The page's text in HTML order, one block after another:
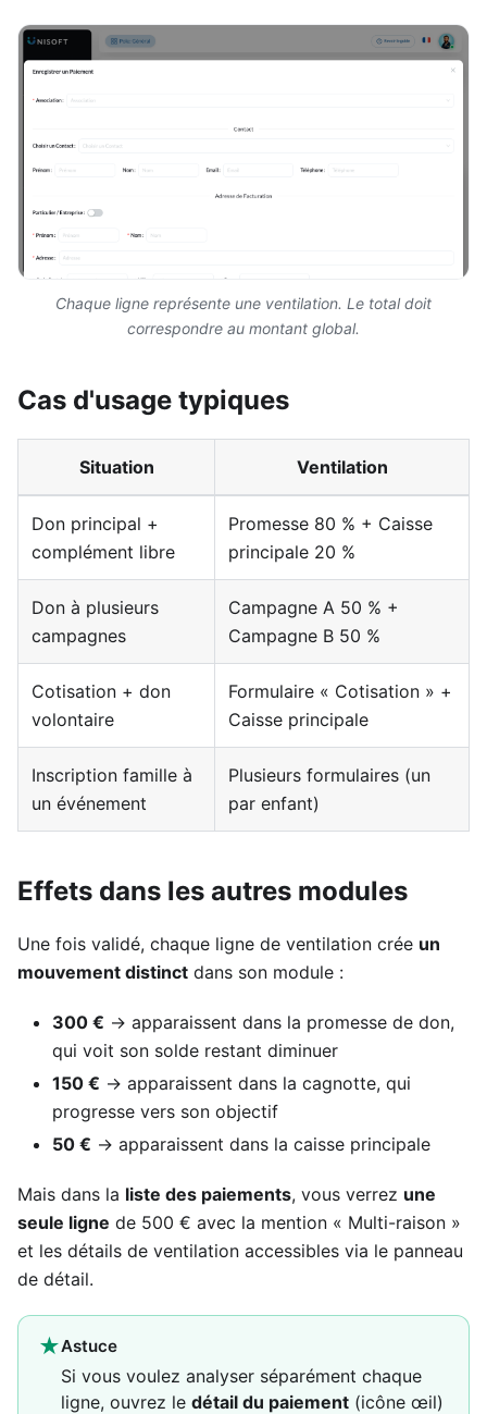
Chaque ligne représente une ventilation. Le total doit
correspondre au montant global.
Cas d'usage typiques
Situation Ventilation
Don principal +
complément libre
Promesse 80 % + Caisse
principale 20 %
Don à plusieurs
campagnes
Campagne A 50 % +
Campagne B 50 %
Cotisation + don
volontaire
Formulaire « Cotisation » +
Caisse principale
Inscription famille à
un événement
Plusieurs formulaires (un
par enfant)
Effets dans les autres modules
Une fois validé, chaque ligne de ventilation crée un
mouvement distinct dans son module :
300 € → apparaissent dans la promesse de don,
qui voit son solde restant diminuer
150 € → apparaissent dans la cagnotte, qui
progresse vers son objectif
50 € → apparaissent dans la caisse principale
Mais dans la liste des paiements, vous verrez une
seule ligne de 500 € avec la mention « Multi-raison »
et les détails de ventilation accessibles via le panneau
de détail.
★Astuce
Si vous voulez analyser séparément chaque
ligne, ouvrez le détail du paiement (icône œil)